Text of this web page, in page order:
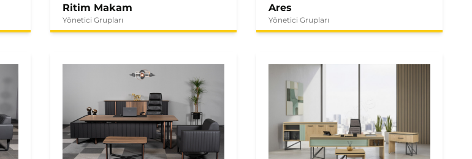
Ritim Makam
Yönetici Grupları
Ares
Yönetici Grupları